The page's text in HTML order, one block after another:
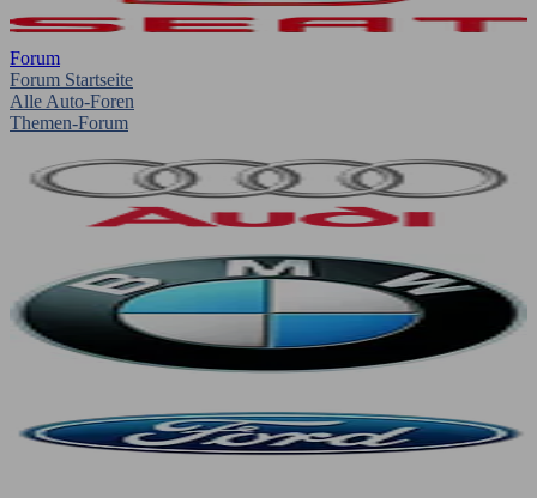
Forum
Forum Startseite
Alle Auto-Foren
Themen-Forum